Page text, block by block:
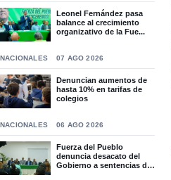
Leonel Fernández pasa
balance al crecimiento
organizativo de la Fue...
NACIONALES 07 AGO 2026
Denuncian aumentos de
hasta 10% en tarifas de
colegios
NACIONALES 06 AGO 2026
Fuerza del Pueblo
denuncia desacato del
Gobierno a sentencias del